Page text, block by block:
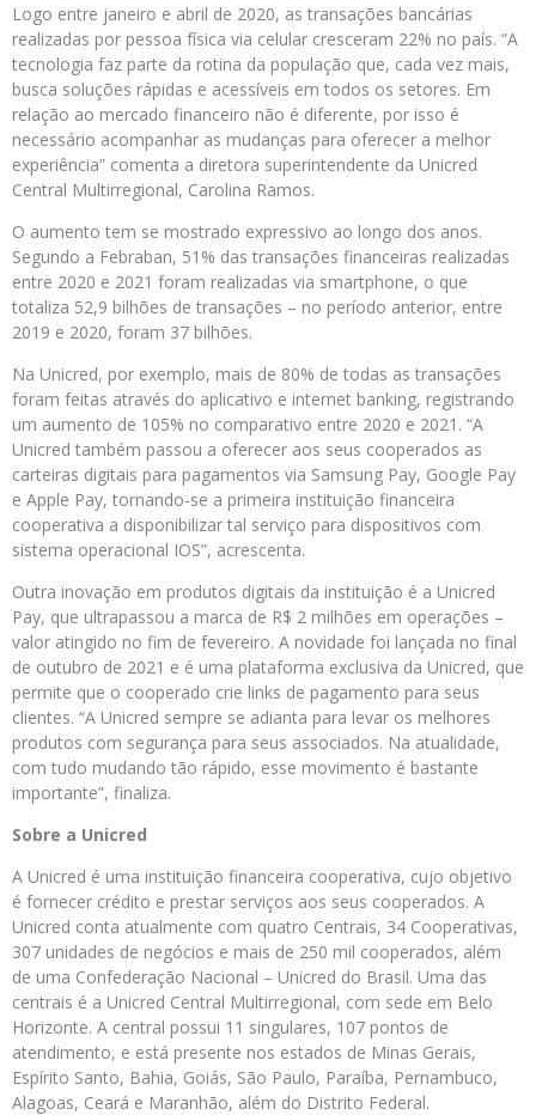
Logo entre janeiro e abril de 2020, as transações bancárias
realizadas por pessoa física via celular cresceram 22% no país. “A
tecnologia faz parte da rotina da população que, cada vez mais,
busca soluções rápidas e acessíveis em todos os setores. Em
relação ao mercado financeiro não é diferente, por isso é
necessário acompanhar as mudanças para oferecer a melhor
experiência” comenta a diretora superintendente da Unicred
Central Multirregional, Carolina Ramos.
O aumento tem se mostrado expressivo ao longo dos anos.
Segundo a Febraban, 51% das transações financeiras realizadas
entre 2020 e 2021 foram realizadas via smartphone, o que
totaliza 52,9 bilhões de transações – no período anterior, entre
2019 e 2020, foram 37 bilhões.
Na Unicred, por exemplo, mais de 80% de todas as transações
foram feitas através do aplicativo e internet banking, registrando
um aumento de 105% no comparativo entre 2020 e 2021. “A
Unicred também passou a oferecer aos seus cooperados as
carteiras digitais para pagamentos via Samsung Pay, Google Pay
e Apple Pay, tornando-se a primeira instituição financeira
cooperativa a disponibilizar tal serviço para dispositivos com
sistema operacional IOS”, acrescenta.
Outra inovação em produtos digitais da instituição é a Unicred
Pay, que ultrapassou a marca de R$ 2 milhões em operações –
valor atingido no fim de fevereiro. A novidade foi lançada no final
de outubro de 2021 e é uma plataforma exclusiva da Unicred, que
permite que o cooperado crie links de pagamento para seus
clientes. “A Unicred sempre se adianta para levar os melhores
produtos com segurança para seus associados. Na atualidade,
com tudo mudando tão rápido, esse movimento é bastante
importante”, finaliza.
Sobre a Unicred
A Unicred é uma instituição financeira cooperativa, cujo objetivo
é fornecer crédito e prestar serviços aos seus cooperados. A
Unicred conta atualmente com quatro Centrais, 34 Cooperativas,
307 unidades de negócios e mais de 250 mil cooperados, além
de uma Confederação Nacional – Unicred do Brasil. Uma das
centrais é a Unicred Central Multirregional, com sede em Belo
Horizonte. A central possui 11 singulares, 107 pontos de
atendimento, e está presente nos estados de Minas Gerais,
Espírito Santo, Bahia, Goiás, São Paulo, Paraíba, Pernambuco,
Alagoas, Ceará e Maranhão, além do Distrito Federal.